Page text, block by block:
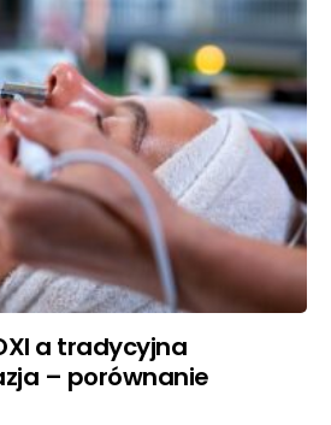
a tradycyjna
– porównanie